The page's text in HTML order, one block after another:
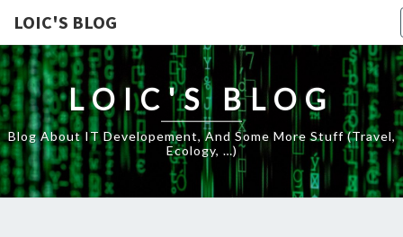
LOIC'S BLOG
LOIC'S BLOG
Blog About IT Developement, And Some More Stuff (travel,
Ecology, …)